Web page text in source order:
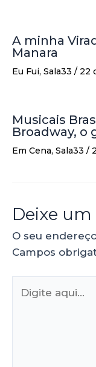
A minha
Manara
Eu Fui, Sala33 / 22
Musicais
Broadway, o
Em Cena, Sala33 /
Deixe
O seu
Campos